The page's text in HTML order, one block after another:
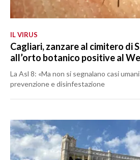
IL VIRUS
Cagliari, zanzare al cimitero di
all’orto botanico positive al
La Asl 8: «Ma non si segnalano casi
prevenzione e disinfestazione